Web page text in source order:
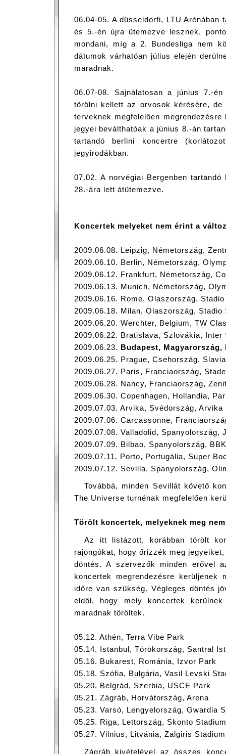
06.04-05. A düsseldorfi, LTU Arénában
és 5.-én újra ütemezve lesznek,
mondani, míg a 2. Bundesliga nem
dátumok várhatóan július elején
maradnak.
06.07-08. Sajnálatosan a június 7.-
törölni kellett az orvosok kérésére,
terveknek megfelelően
jegyei beválthatóak a június 8.-án
tartandó berlini koncertre
jegyirodákban.
07.02. A norvégiai Bergenben
28.-ára lett átütemezve.
Koncertek melyeket nem érint a
2009.06.08. Leipzig, Németország,
2009.06.10. Berlin, Németország,
2009.06.12. Frankfurt, Németország,
2009.06.13. Munich, Németország,
2009.06.16. Rome, Olaszország,
2009.06.18. Milan, Olaszország, Stadio
2009.06.20. Werchter, Belgium, TW
2009.06.22. Bratislava, Szlovákia, Inter
2009.06.23. Budapest, Magyarország,
2009.06.25. Prague, Csehország,
2009.06.27. Paris, Franciaország,
2009.06.28. Nancy, Franciaország,
2009.06.30. Copenhagen, Hollandia,
2009.07.03. Arvika, Svédország, Arvika
2009.07.06. Carcassonne,
2009.07.08. Valladolid, Spanyolország,
2009.07.09. Bilbao, Spanyolország,
2009.07.11. Porto, Portugália, Super
2009.07.12. Sevilla, Spanyolország,
Továbbá, minden Sevillát követő
The Universe turnénak megfelelően
Törölt koncertek, melyeknek meg
Az itt listázott, korábban törölt
rajongókat, hogy őrizzék meg
döntés. A szervezők minden erővel
koncertek megrendezésre kerüljenek
időre van szükség. Végleges döntés
eldől, hogy mely koncertek
maradnak töröltek.
05.12. Athén, Terra Vibe Park
05.14. Istanbul, Törökország, Santral
05.16. Bukarest, Románia, Izvor Park
05.18. Szófia, Bulgária, Vasil Levski
05.20. Belgrád, Szerbia, USCE Park
05.21. Zágráb, Horvátország, Arena
05.23. Varsó, Lengyelország, Gwardia
05.25. Riga, Lettország, Skonto Stadium
05.27. Vilnius, Litvánia, Zalgiris Stadium
Zágráb kivételével az összes